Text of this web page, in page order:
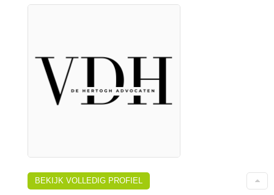
BEKIJK VOLLEDIG PROFIEL